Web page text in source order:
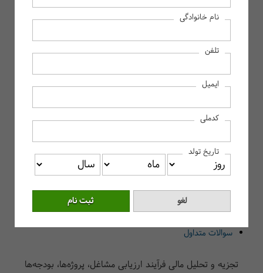
تجزیه و تحلیل مالی چیست؟
تجزیه و تحلیل مالی شرکت
انواع تجزیه و تحلیل مالی
تحلیل بنیادی (Fundamental Analysis)
تجزیه و تحلیل افقی و عمودی در صورت‌های مالی
سوالات متداول
تجزیه و تحلیل مالی فرآیند ارزیابی مشاغل، پروژه‌ها، بودجه‌ها
نام خانوادگی
تلفن
ایمیل
کدملی
تاریخ تولد